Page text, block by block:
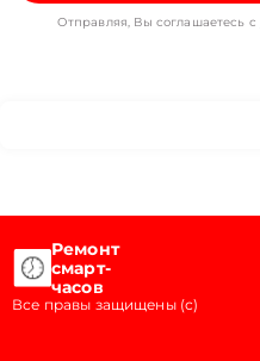
Отправляя, Вы соглашаетесь с
Ремонт
смарт-
часов
Все правы защищены (с)